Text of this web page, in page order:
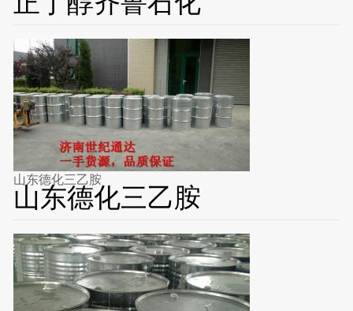
山东德化三乙胺
山东德化三乙胺